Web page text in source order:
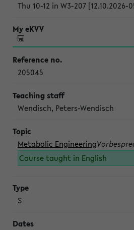
Thu 10-12 in W3-207 [12.10.2026-
205045
Wendisch, Peters-Wendisch
Metabolic Engineering
Course taught in English
S